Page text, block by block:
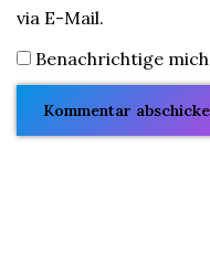
via E-Mail.
Benachrichtige